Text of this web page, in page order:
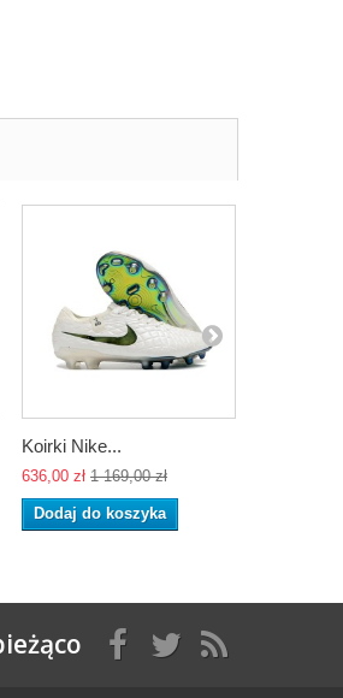
Koirki Nike...
636,00 zł 1 169,00 zł
Dodaj do koszyka